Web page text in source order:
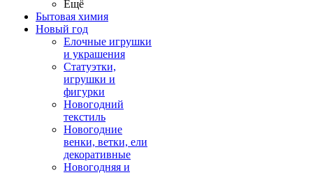
Ещё
Бытовая химия
Новый год
Елочные игрушки
и украшения
Статуэтки,
игрушки и
фигурки
Новогодний
текстиль
Новогодние
венки, ветки, ели
декоративные
Новогодняя и